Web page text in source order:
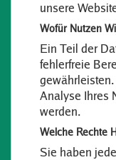
unsere
Wofür Nutzen
Ein Teil der
fehlerfreie
Analyse Ihres
werden.
Welche Rechte
Sie haben